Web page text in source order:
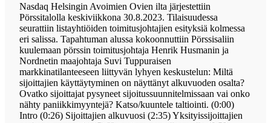
Nasdaq Helsingin Avoimien Ovien ilta järjestettiin
Pörssitalolla keskiviikkona 30.8.2023. Tilaisuudessa
seurattiin listayhtiöiden toimitusjohtajien esityksiä kolmessa
eri salissa. Tapahtuman alussa kokoonnuttiin Pörssisaliin
kuulemaan pörssin toimitusjohtaja Henrik Husmanin ja
Nordnetin maajohtaja Suvi Tuppuraisen
markkinatilanteeseen liittyvän lyhyen keskustelun: Miltä
sijoittajien käyttäytyminen on näyttänyt alkuvuoden osalta?
Ovatko sijoittajat pysyneet sijoitussuunnitelmissaan vai onko
nähty paniikkimyyntejä? Katso/kuuntele taltiointi. (0:00)
Intro (0:26) Sijoittajien alkuvuosi (2:35) Yksityissijoittajien